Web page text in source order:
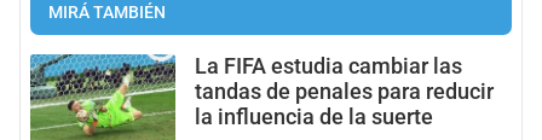
MIRÁ TAMBIÉN
La FIFA estudia cambiar las
tandas de penales para reducir
la influencia de la suerte